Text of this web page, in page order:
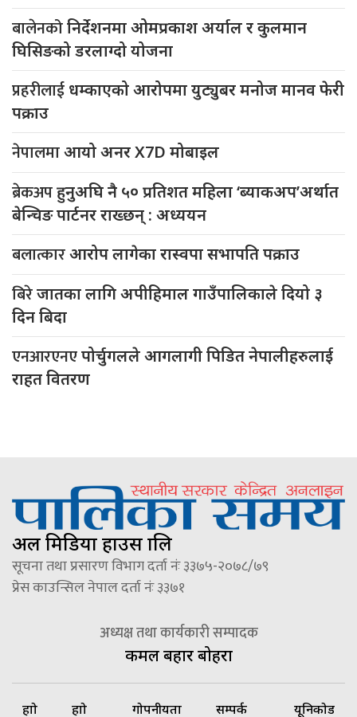
बालेनकोनिर्देशनमा ओमप्रकाश अर्याल र कुलमान
घिसिङको डरलाग्दो योजना
प्रहरीलाई धम्काएको आरोपमा युट्युबर मनोज मानव फेरी
पक्राउ
नेपालमाआयो अनर X7D मोबाइल
ब्रेकअपहुनुअघि नै ५० प्रतिशत महिला ‘ब्याकअप’अर्थात
बेन्चिङ पार्टनर राख्छन् : अध्ययन
बलात्कारआरोप लागेका रास्वपा सभापति पक्राउ
बिरेजातका लागि अपीहिमाल गाउँपालिकाले दियो ३
दिन बिदा
एनआरएनएपोर्चुगलले आगलागी पिडित नेपालीहरुलाई
राहत वितरण
अल मिडिया हाउस प्रालि
सूचना तथा प्रसारण विभाग दर्ता नंः ३३७५-२०७८/७९
प्रेस काउन्सिल नेपाल दर्ता नंः ३३७१
अध्यक्ष तथा कार्यकारी सम्पादक
कमल बहादुर बोहरा
हाम्रो हाम्रो गोपनीयता सम्पर्क यूनिकोड